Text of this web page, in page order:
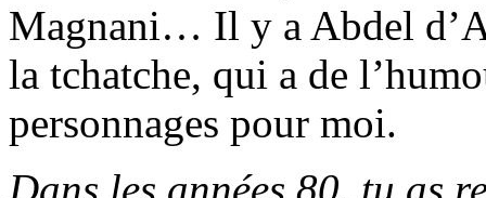
Magnani… Il y a Abdel
la tchatche, qui a de
personnages pour moi.